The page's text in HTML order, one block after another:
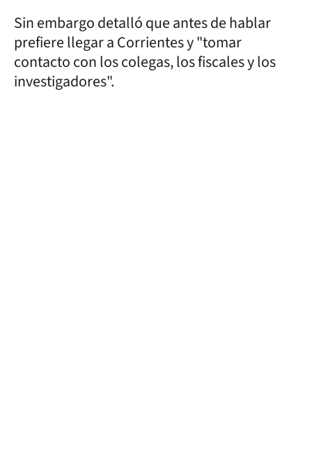
Sin embargo detalló que antes de hablar
prefiere llegar a Corrientes y "tomar
contacto con los colegas, los fiscales y los
investigadores".